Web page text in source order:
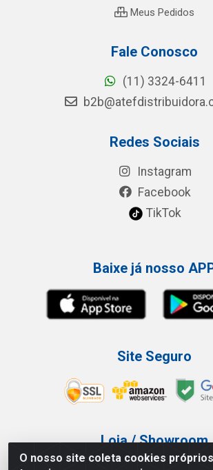
O nosso site coleta cookies
Meus Pedidos
Fale Conosco
(11) 3324-6411
Redes Sociais
Instagram
Facebook
TikTok
Baixe já nosso
Site Seguro
Loja / Showroom
Tel.: (11) 3227-0546